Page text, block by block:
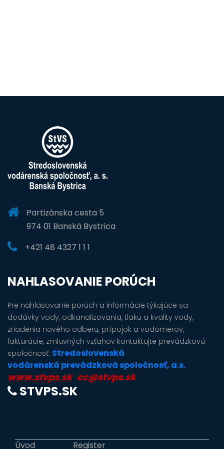
Partizánska cesta 5
974 01 Banská Bystrica
+421 48 4327 1 1 1
NAHLASOVANIE PORÚCH
Pre nahlasovanie porúch a informácie týkajúce sa
dodávky vody, odkanalizovania, tlaku a kvality vody,
zriadenia nového odberu, prípojok a vodomerov,
fakturácie, zmluvných vzťahov kontaktujte prevádzkovú
spoločnosť: Stredoslovenská
vodárenská prevádzková spoločnosť, a.s.
www.stvps.sk cc@stvps.sk
STVPS.SK
Úvod Register